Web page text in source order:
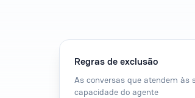
Regras de exclusão
As conversas que atendem às
capacidade do agente